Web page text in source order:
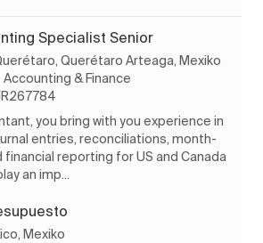
Specialist Senior
Querétaro Arteaga, Mexiko
Accounting & Finance
ID
you bring with you experience in
entries, reconciliations, month-
financial reporting for US and Canada
an imp...
Mexiko